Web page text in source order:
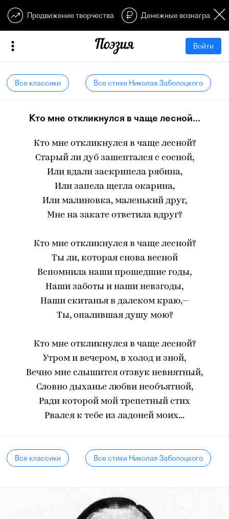
Продвижение творчества Денежные
Войти
Все классики Все стихи Николая Заболоцкого
Кто мне откликнулся в чаще лесной...
Кто мне откликнулся в чаще лесной?
Старый ли дуб зашептался с сосной,
Или вдали заскрипела рябина,
Или запела щегла окарина,
Или малиновка, маленький друг,
Мне на закате ответила вдруг?
Кто мне откликнулся в чаще лесной?
Ты ли, которая снова весной
Вспомнила наши прошедшие годы,
Наши заботы и наши невзгоды,
Наши скитанья в далеком краю,—
Ты, опалившая душу мою?
Кто мне откликнулся в чаще лесной?
Утром и вечером, в холод и зной,
Вечно мне слышится отзвук невнятный,
Словно дыханье любви необъятной,
Ради которой мой трепетный стих
Рвался к тебе из ладоней моих...
Все классики Все стихи Николая Заболоцкого